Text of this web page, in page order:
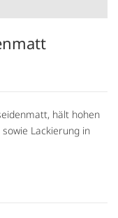
hält hohen
Lackierung in